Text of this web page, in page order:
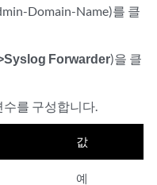
Domain-Name)를 클
Forwarder)을 클
를 구성합니다.
값
예